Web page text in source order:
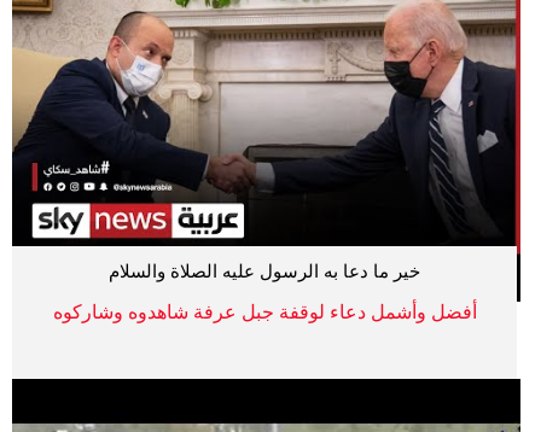
خير ما دعا به الرسول عليه الصلاة والسلام
أفضل وأشمل دعاء لوقفة جبل عرفة شاهدوه وشاركوه